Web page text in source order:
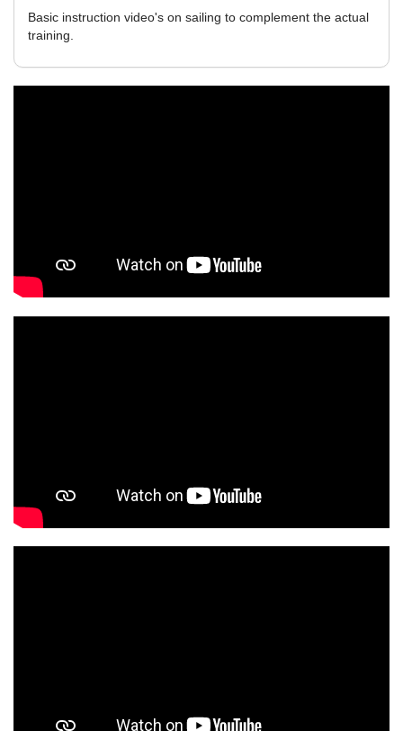
Basic instruction video's on sailing to complement the actual
training.